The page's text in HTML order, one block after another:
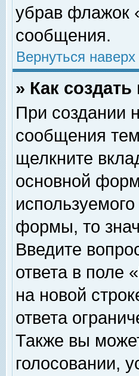
убрав флажок
сообщения.
Вернуться наверх
» Как
При создании
сообщения
щелкните
основной
формы, то
Введите
ответа в поле
на новой
ответа
Также вы
голосовании,